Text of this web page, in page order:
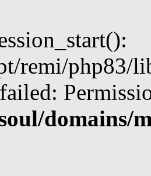
remi/php83/
domains/